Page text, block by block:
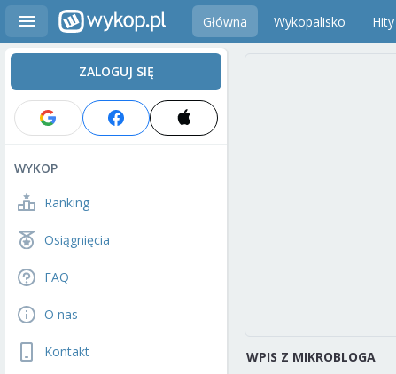
Główna Wykopalisko Hity
ZALOGUJ SIĘ
WYKOP
Ranking
Osiągnięcia
FAQ
O nas
Kontakt WPIS Z MIKROBLOGA